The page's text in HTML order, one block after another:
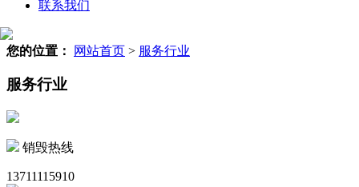
联系我们
您的位置： 网站首页 > 服务行业
服务行业
销毁热线
13711115910